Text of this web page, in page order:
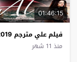
01:46:15
فيلم علي مترجم Ali 2019
منذ 11 شهر